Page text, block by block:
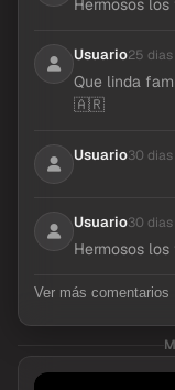
Hermosos los
Usuario25 dias
Que linda
🇦🇷
Usuario30 dias
Usuario30 dias
Hermosos los
Ver más comentarios